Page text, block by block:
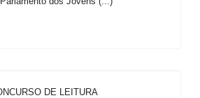
DE LEITURA